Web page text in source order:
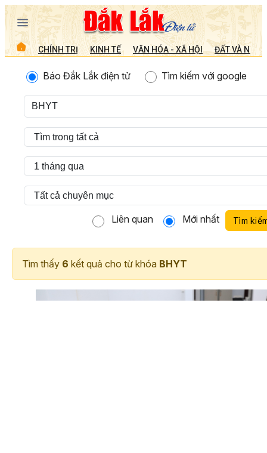
CHÍNH TRỊ KINH TẾ VĂN HÓA - XÃ HỘI ĐẤT VÀ
Báo Đắk Lắk điện tử Tìm kiếm với google
Liên quan Mới nhất Tìm
Tìm thấy 6 kết quả cho từ khóa BHYT